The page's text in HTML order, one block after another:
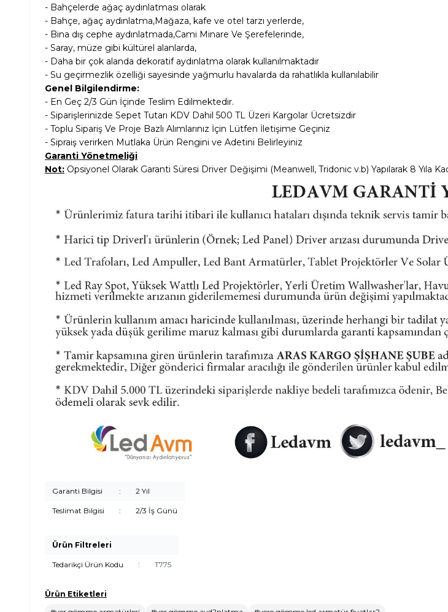
- Bahçelerde ağaç aydınlatması olarak
- Bahçe, ağaç aydınlatma,Mağaza, kafe ve otel tarzı yerlerde,
- Bina dış cephe aydınlatmada,Cami Minare Ve Şerefelerinde,
- Saray, müze gibi kültürel alanlarda,
- Daha bir çok alanda dekoratif aydınlatma olarak kullanılmaktadır
- Su geçirmezlik özelliği sayesinde yağmurlu havalarda da rahatlıkla kullanılabilir
Genel Bilgilendirme:
- En Geç 2/3 Gün İçinde Teslim Edilmektedir.
- Siparişlerinizde Sepet Tutarı KDV Dahil 500 TL Üzeri Kargolar Ücretsizdir
- Toplu Sipariş Ve Proje Bazlı Alımlarınız İçin Lütfen İletişime Geçiniz
- Sipraiş verirken Mutlaka Ürün Rengini ve Adetini Belirleyiniz
Garanti Yönetmeliği
Not: Opsiyonel Olarak Garanti Süresi Driver Değişimi (Meanwell, Tridonic v.b) Yapılarak 8 Yıla
Garanti Bilgisi : 2 Yıl
Teslimat Bilgisi : 2/3 İş Günü
Ürün Filtreleri
Tedarikçi Ürün Kodu : T775
Ürün Etiketleri